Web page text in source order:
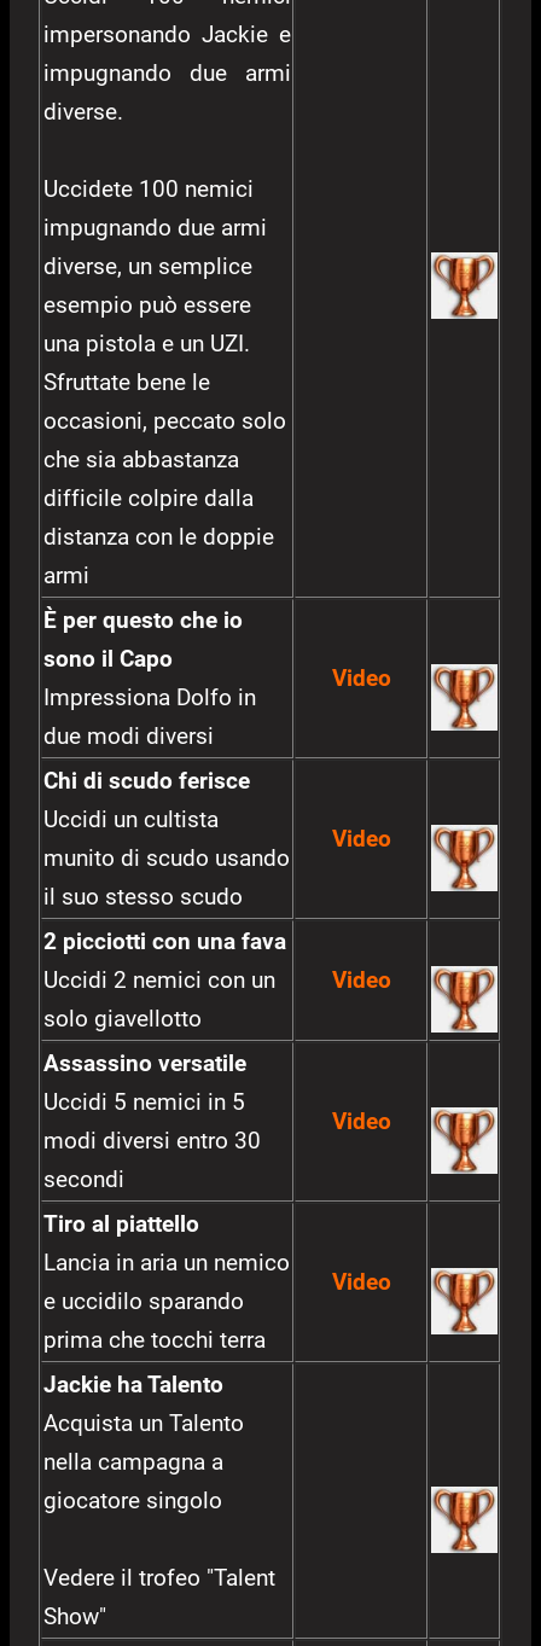
impersonando Jackie e
impugnando due armi
diverse.
Uccidete 100 nemici
impugnando due armi
diverse, un semplice
esempio può essere
una pistola e un UZI.
Sfruttate bene le
occasioni, peccato solo
che sia abbastanza
difficile colpire dalla
distanza con le doppie
armi
È per questo che io
sono il Capo
Impressiona Dolfo in
due modi diversi
Video
Chi di scudo ferisce
Uccidi un cultista
munito di scudo usando
il suo stesso scudo
Video
2 picciotti con una fava
Uccidi 2 nemici con un
solo giavellotto
Video
Assassino versatile
Uccidi 5 nemici in 5
modi diversi entro 30
secondi
Video
Tiro al piattello
Lancia in aria un nemico
e uccidilo sparando
prima che tocchi terra
Video
Jackie ha Talento
Acquista un Talento
nella campagna a
giocatore singolo
Vedere il trofeo "Talent
Show"